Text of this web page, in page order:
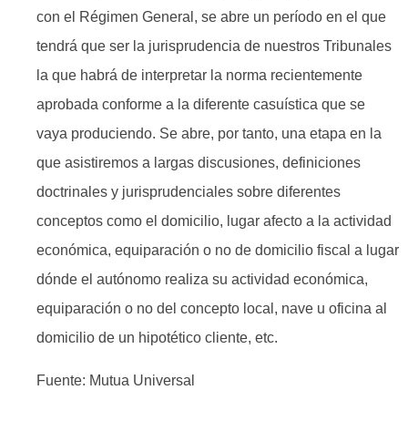
con el Régimen General, se abre un período en el que
tendrá que ser la jurisprudencia de nuestros Tribunales
la que habrá de interpretar la norma recientemente
aprobada conforme a la diferente casuística que se
vaya produciendo. Se abre, por tanto, una etapa en la
que asistiremos a largas discusiones, definiciones
doctrinales y jurisprudenciales sobre diferentes
conceptos como el domicilio, lugar afecto a la actividad
económica, equiparación o no de domicilio fiscal a lugar
dónde el autónomo realiza su actividad económica,
equiparación o no del concepto local, nave u oficina al
domicilio de un hipotético cliente, etc.
Fuente: Mutua Universal